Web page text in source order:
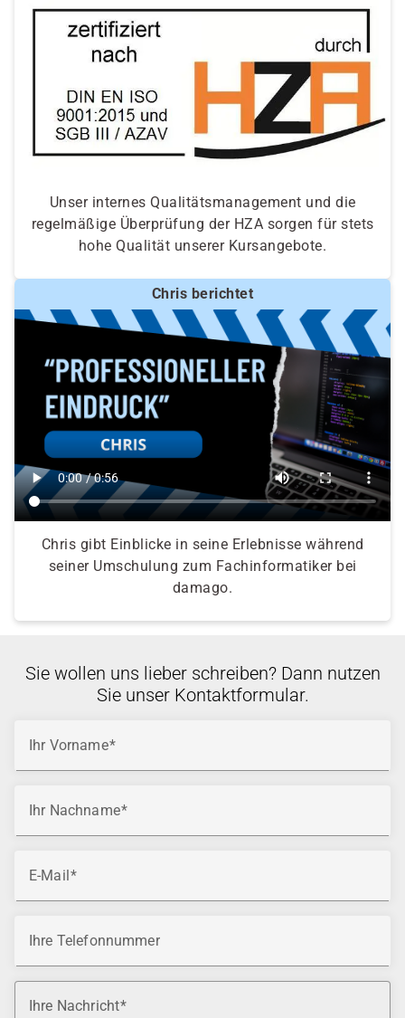
Unser internes Qualitätsmanagement und die
regelmäßige Überprüfung der HZA sorgen für stets
hohe Qualität unserer Kursangebote.
Chris berichtet
Chris gibt Einblicke in seine Erlebnisse während
seiner Umschulung zum Fachinformatiker bei
damago.
Sie wollen uns lieber schreiben? Dann nutzen
Sie unser Kontaktformular.
Ihr Vorname
Ihr Nachname
E-Mail
Ihre Telefonnummer
Ihre Nachricht